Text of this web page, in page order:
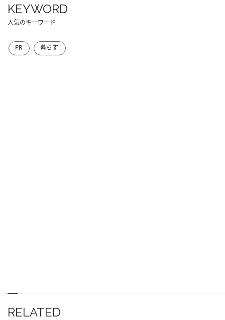
KEYWORD
人気のキーワード
PR 暮らす
RELATED